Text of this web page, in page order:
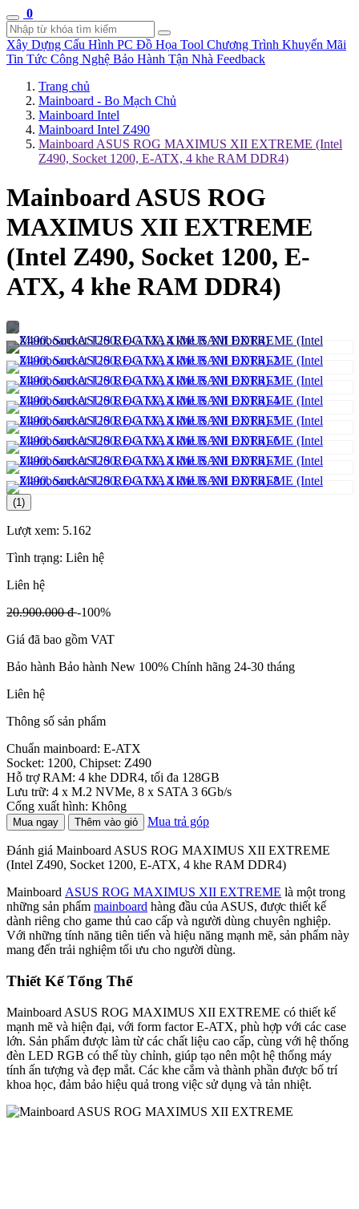
0
Xây Dựng Cấu Hình PC Đồ Họa Tool Chương Trình Khuyến Mãi
Tin Tức Công Nghệ Bảo Hành Tận Nhà Feedback
Trang chủ
Mainboard - Bo Mạch Chủ
Mainboard Intel
Mainboard Intel Z490
Mainboard ASUS ROG MAXIMUS XII EXTREME (Intel
Z490, Socket 1200, E-ATX, 4 khe RAM DDR4)
Mainboard ASUS ROG
MAXIMUS XII EXTREME
(Intel Z490, Socket 1200, E-
ATX, 4 khe RAM DDR4)
(1)
Lượt xem: 5.162
Tình trạng: Liên hệ
Liên hệ
20.900.000 đ-100%
Giá đã bao gồm VAT
Bảo hành Bảo hành New 100% Chính hãng 24-30 tháng
Liên hệ
Thông số sản phẩm
Chuẩn mainboard: E-ATX
Socket: 1200, Chipset: Z490
Hỗ trợ RAM: 4 khe DDR4, tối đa 128GB
Lưu trữ: 4 x M.2 NVMe, 8 x SATA 3 6Gb/s
Cổng xuất hình: Không
Mua ngay Thêm vào giỏ Mua trả góp
Đánh giá Mainboard ASUS ROG MAXIMUS XII EXTREME
(Intel Z490, Socket 1200, E-ATX, 4 khe RAM DDR4)
Mainboard ASUS ROG MAXIMUS XII EXTREME là một trong
những sản phẩm mainboard hàng đầu của ASUS, được thiết kế
dành riêng cho game thủ cao cấp và người dùng chuyên nghiệp.
Với những tính năng tiên tiến và hiệu năng mạnh mẽ, sản phẩm này
mang đến trải nghiệm tối ưu cho người dùng.
Thiết Kế Tổng Thể
Mainboard ASUS ROG MAXIMUS XII EXTREME có thiết kế
mạnh mẽ và hiện đại, với form factor E-ATX, phù hợp với các case
lớn. Sản phẩm được làm từ các chất liệu cao cấp, cùng với hệ thống
đèn LED RGB có thể tùy chỉnh, giúp tạo nên một hệ thống máy
tính ấn tượng và đẹp mắt. Các khe cắm và thành phần được bố trí
khoa học, đảm bảo hiệu quả trong việc sử dụng và tản nhiệt.